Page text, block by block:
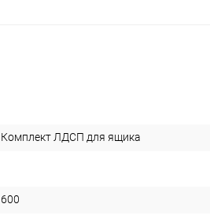
Комплект ЛДСП для ящика
600